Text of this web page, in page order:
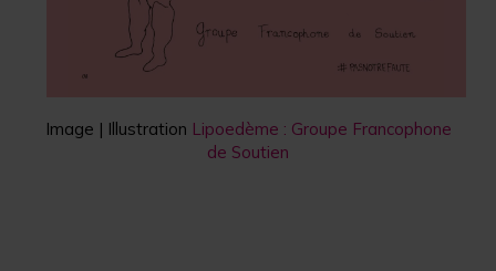
Image | Illustration Lipoedème : Groupe Francophone
de Soutien